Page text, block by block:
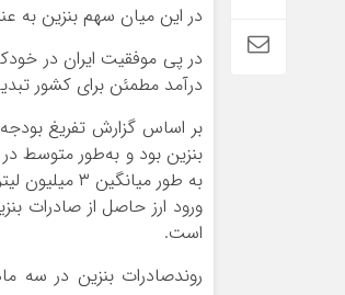
در این میان سهم بنزین به
درآمد مطمئن برای کشور
به‌ طور
است.
روندصادرات بنزین در سه